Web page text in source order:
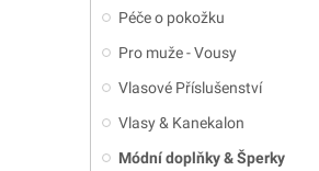
Péče o pokožku
Pro muže - Vousy
Vlasové Příslušenství
Vlasy & Kanekalon
Módní doplňky & Šperky